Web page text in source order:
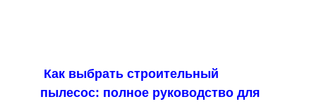
Как выбрать строительный
пылесос: полное руководство для